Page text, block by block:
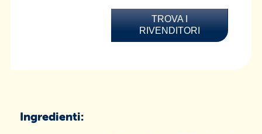
TROVA I
RIVENDITORI
Ingredienti: